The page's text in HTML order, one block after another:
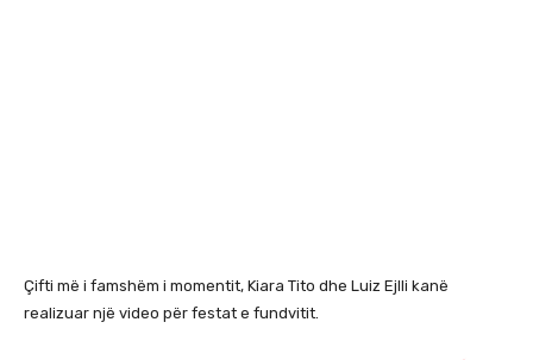
Çifti më i famshëm i momentit, Kiara Tito dhe Luiz Ejlli kanë
realizuar një video për festat e fundvitit.